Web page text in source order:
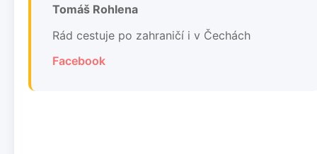
Tomáš Rohlena
Rád cestuje po zahraničí i v Čechách
Facebook